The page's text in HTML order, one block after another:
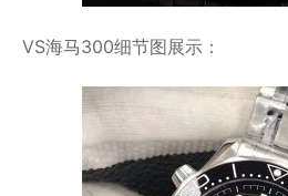
VS海马300细节图展示：